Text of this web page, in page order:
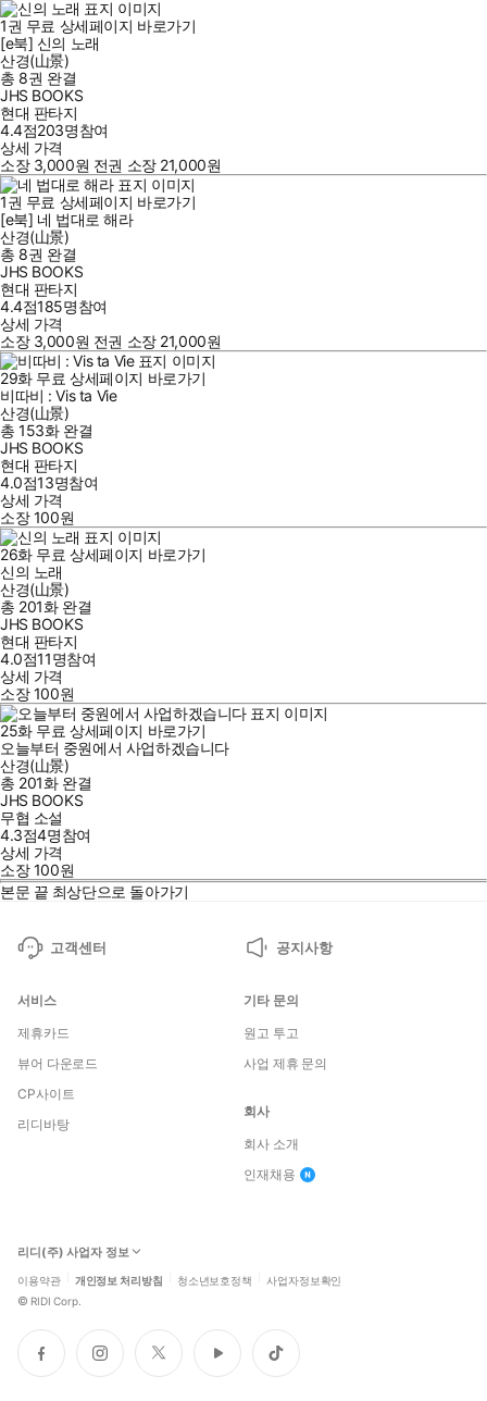
1권 무료 상세페이지 바로가기
[e북] 신의 노래
산경(山景)
총 8권 완결
JHS BOOKS
현대 판타지
4.4점203명참여
상세 가격
소장 3,000원 전권 소장 21,000원
1권 무료 상세페이지 바로가기
[e북] 네 법대로 해라
산경(山景)
총 8권 완결
JHS BOOKS
현대 판타지
4.4점185명참여
상세 가격
소장 3,000원 전권 소장 21,000원
29화 무료 상세페이지 바로가기
비따비 : Vis ta Vie
산경(山景)
총 153화 완결
JHS BOOKS
현대 판타지
4.0점13명참여
상세 가격
소장100원
26화 무료 상세페이지 바로가기
신의 노래
산경(山景)
총 201화 완결
JHS BOOKS
현대 판타지
4.0점11명참여
상세 가격
소장100원
25화 무료 상세페이지 바로가기
오늘부터 중원에서 사업하겠습니다
산경(山景)
총 201화 완결
JHS BOOKS
무협 소설
4.3점4명참여
상세 가격
소장100원
본문 끝 최상단으로 돌아가기
고객센터 공지사항
서비스
제휴카드
뷰어 다운로드
CP사이트
리디바탕
기타 문의
원고 투고
사업 제휴 문의
회사
회사 소개
인재채용
리디(주) 사업자 정보
이용약관 개인정보 처리방침 청소년보호정책 사업자정보확인
© RIDI Corp.
페
이
인
스
트
위
유
튜
틱
톡